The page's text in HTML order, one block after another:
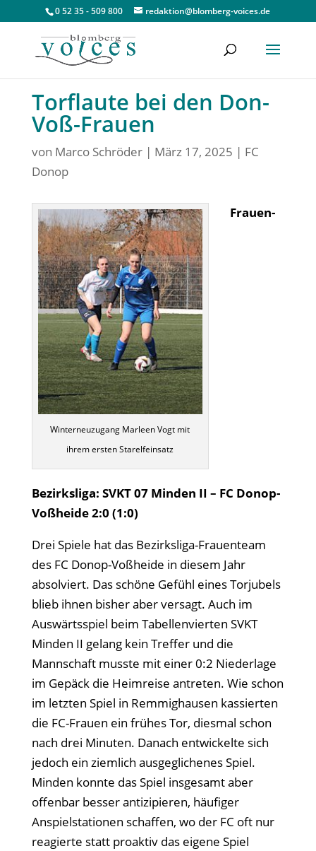
0 52 35 - 509 800 redaktion@blomberg-voices.de
Torflaute bei den Don-
Voß-Frauen
von Marco Schröder| März 17, 2025 | FC
Donop
Winterneuzugang Marleen Vogt mit
ihrem ersten Starelfeinsatz
Frauen-
Bezirksliga: SVKT 07 Minden II – FC Donop-
Voßheide 2:0 (1:0)
Drei Spiele hat das Bezirksliga-Frauenteam
des FC Donop-Voßheide in diesem Jahr
absolviert. Das schöne Gefühl eines Torjubels
blieb ihnen bisher aber versagt. Auch im
Auswärtsspiel beim Tabellenvierten SVKT
Minden II gelang kein Treffer und die
Mannschaft musste mit einer 0:2 Niederlage
im Gepäck die Heimreise antreten. Wie schon
im letzten Spiel in Remmighausen kassierten
die FC-Frauen ein frühes Tor, diesmal schon
nach drei Minuten. Danach entwickelte sich
jedoch ein ziemlich ausgeglichenes Spiel.
Minden konnte das Spiel insgesamt aber
offenbar besser antizipieren, häufiger
Anspielstationen schaffen, wo der FC oft nur
reagierte statt proaktiv das eigene Spiel